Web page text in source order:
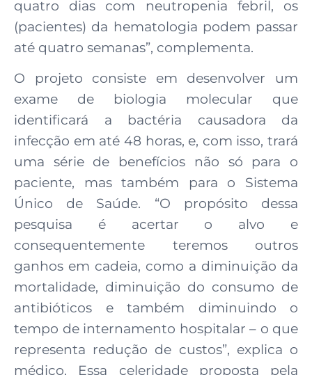
quatro dias com neutropenia febril, os
(pacientes) da hematologia podem passar
até quatro semanas”, complementa.
O projeto consiste em desenvolver um
exame de biologia molecular que
identificará a bactéria causadora da
infecção em até 48 horas, e, com isso, trará
uma série de benefícios não só para o
paciente, mas também para o Sistema
Único de Saúde. “O propósito dessa
pesquisa é acertar o alvo e
consequentemente teremos outros
ganhos em cadeia, como a diminuição da
mortalidade, diminuição do consumo de
antibióticos e também diminuindo o
tempo de internamento hospitalar – o que
representa redução de custos”, explica o
médico. Essa celeridade proposta pela